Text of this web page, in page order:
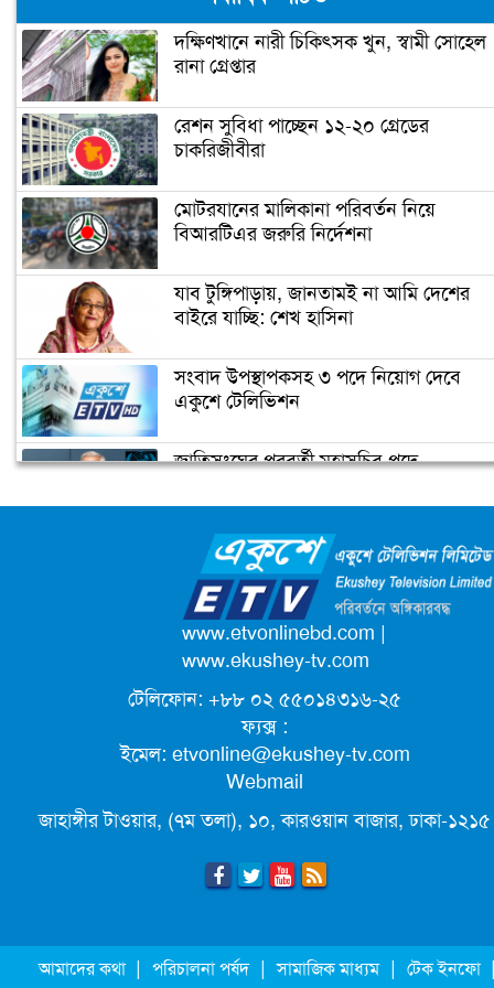
দক্ষিণখানে নারী চিকিৎসক খুন, স্বামী সোহেল
রানা গ্রেপ্তার
রেশন সুবিধা পাচ্ছেন ১২-২০ গ্রেডের
চাকরিজীবীরা
মোটরযানের মালিকানা পরিবর্তন নিয়ে
বিআরটিএর জরুরি নির্দেশনা
যাব টুঙ্গিপাড়ায়, জানতামই না আমি দেশের
বাইরে যাচ্ছি: শেখ হাসিনা
সংবাদ উপস্থাপকসহ ৩ পদে নিয়োগ দেবে
একুশে টেলিভিশন
জাতিসংঘের পরবর্তী মহাসচিব পদে
ক্যাম্পাস অ্যাম্বাসেডর নিয়োগ দিচ্ছে একুশে
টেলিভিশন
পদোন্নতি পেয়ে সচিব হলেন ২ কর্মকর্তা
লিগ্যাল এইডের মাধ্যমে সন্তান ফিরে পেল
সেই কিশোরী মা জুঁই
জেট ফুয়েলের দাম কমলো লিটারে ১৯ টাকা
মূল্যস্ফীতি কমে জুনে ৯ দশমিক ১৬ শতাংশ
ছুটিতে গিয়ে না ফিরলে ৩ বছরের নিষেধাজ্ঞা,
www.etvonlinebd.com |
www.ekushey-tv.com
টেলিফোন: +৮৮ ০২ ৫৫০১৪৩১৬-২৫
ফ্যক্স :
ইমেল: etvonline@ekushey-tv.com
Webmail
জাহাঙ্গীর টাওয়ার, (৭ম তলা), ১০, কারওয়ান বাজার, ঢাকা-১২১৫
আমাদের কথা | পরিচালনা পর্ষদ | সামাজিক মাধ্যম | টেক ইনফো